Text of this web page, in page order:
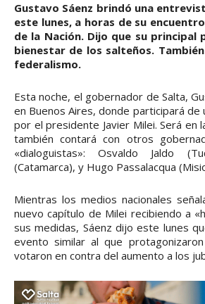
Gustavo Sáenz brindó una
este lunes, a horas de su
de la Nación. Dijo que su principal
bienestar de los salteños.
federalismo.
Esta noche, el gobernador de Salta,
en Buenos Aires, donde participará de
por el presidente Javier Milei. Será en
también contará con otros
«dialoguistas»: Osvaldo Jaldo
(Catamarca), y Hugo Passalacqua
Mientras los medios nacionales
nuevo capítulo de Milei recibiendo a
sus medidas, Sáenz dijo este lunes
evento similar al que
votaron en contra del aumento a los